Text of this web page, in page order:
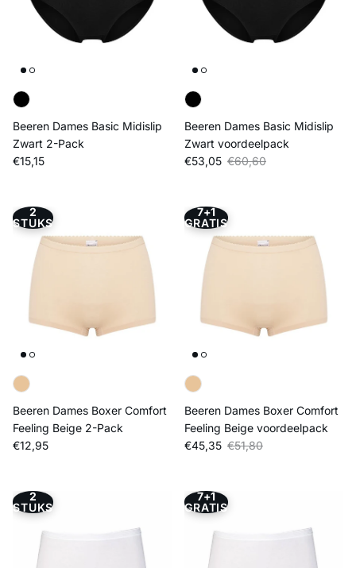
Beeren Dames Basic Midislip
Zwart 2-Pack
Reguliere prijs
€15,15
Beeren Dames Basic Midislip
Zwart voordeelpack
Verkoopprijs
€53,05 Reguliere prijs
€60,60
2
STUKS
Beeren Dames Boxer Comfort
Feeling Beige 2-Pack
Reguliere prijs
€12,95
7+1
GRATIS
Beeren Dames Boxer Comfort
Feeling Beige voordeelpack
Verkoopprijs
€45,35 Reguliere prijs
€51,80
2
STUKS
7+1
GRATIS